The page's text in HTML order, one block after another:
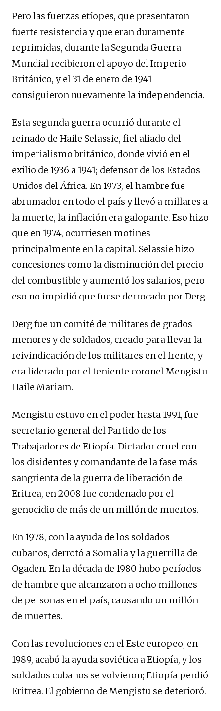
Pero las fuerzas etíopes, que presentaron
fuerte resistencia y que eran duramente
reprimidas, durante la Segunda Guerra
Mundial recibieron el apoyo del Imperio
Británico, y el 31 de enero de 1941
consiguieron nuevamente la independencia.
Esta segunda guerra ocurrió durante el
reinado de Haile Selassie, fiel aliado del
imperialismo británico, donde vivió en el
exilio de 1936 a 1941; defensor de los Estados
Unidos del África. En 1973, el hambre fue
abrumador en todo el país y llevó a millares a
la muerte, la inflación era galopante. Eso hizo
que en 1974, ocurriesen motines
principalmente en la capital. Selassie hizo
concesiones como la disminución del precio
del combustible y aumentó los salarios, pero
eso no impidió que fuese derrocado por Derg.
Derg fue un comité de militares de grados
menores y de soldados, creado para llevar la
reivindicación de los militares en el frente, y
era liderado por el teniente coronel Mengistu
Haile Mariam.
Mengistu estuvo en el poder hasta 1991, fue
secretario general del Partido de los
Trabajadores de Etiopía. Dictador cruel con
los disidentes y comandante de la fase más
sangrienta de la guerra de liberación de
Eritrea, en 2008 fue condenado por el
genocidio de más de un millón de muertos.
En 1978, con la ayuda de los soldados
cubanos, derrotó a Somalia y la guerrilla de
Ogaden. En la década de 1980 hubo períodos
de hambre que alcanzaron a ocho millones
de personas en el país, causando un millón
de muertes.
Con las revoluciones en el Este europeo, en
1989, acabó la ayuda soviética a Etiopía, y los
soldados cubanos se volvieron; Etiopía perdió
Eritrea. El gobierno de Mengistu se deterioró.